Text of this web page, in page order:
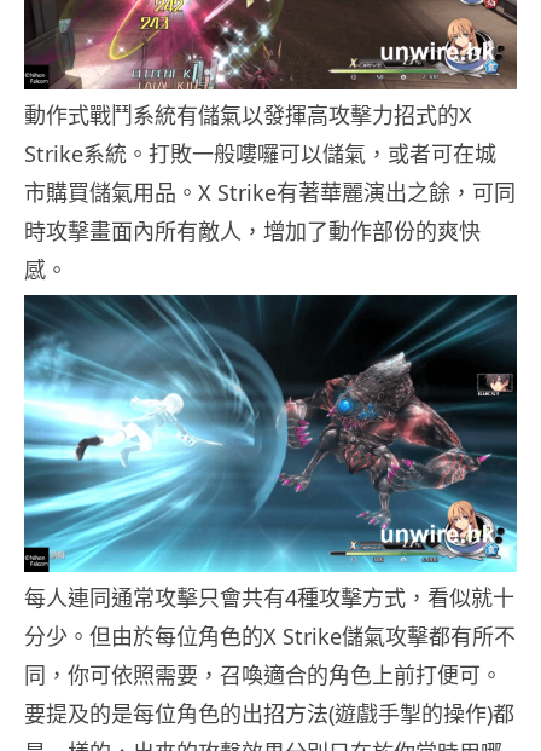
動作式戰鬥系統有儲氣以發揮高攻擊力招式的X
Strike系統。打敗一般嘍囉可以儲氣，或者可在城
市購買儲氣用品。X Strike有著華麗演出之餘，可同
時攻擊畫面內所有敵人，增加了動作部份的爽快
感。
每人連同通常攻擊只會共有4種攻擊方式，看似就十
分少。但由於每位角色的X Strike儲氣攻擊都有所不
同，你可依照需要，召喚適合的角色上前打便可。
要提及的是每位角色的出招方法(遊戲手掣的操作)都